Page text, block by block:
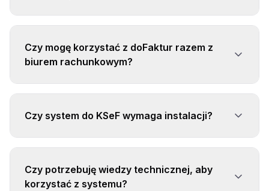
Czy mogę korzystać z doFaktur razem z
biurem rachunkowym?
Czy system do KSeF wymaga instalacji?
Czy potrzebuję wiedzy technicznej, aby
korzystać z systemu?